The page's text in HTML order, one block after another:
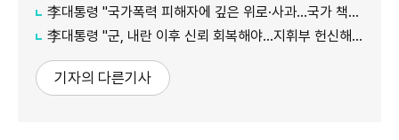
李대통령 "국가폭력 피해자에 깊은 위로·사과…국가 책임 유효기간 없어"
李대통령 "군, 내란 이후 신뢰 회복해야…지휘부 헌신해달라"(종합)
기자의 다른기사